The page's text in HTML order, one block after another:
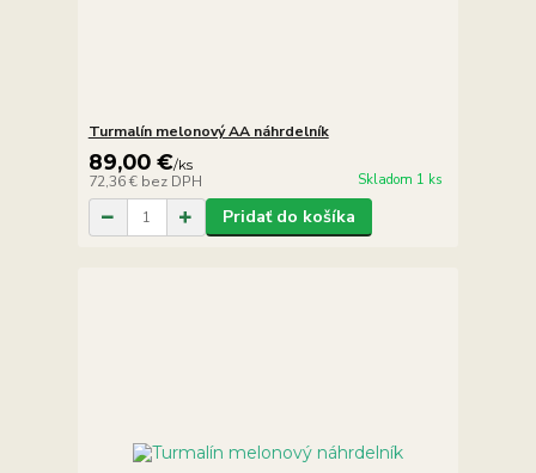
Turmalín melonový AA náhrdelník
89,00 €/ks
72,36 € bez DPH Skladom 1 ks
Pridať do košíka